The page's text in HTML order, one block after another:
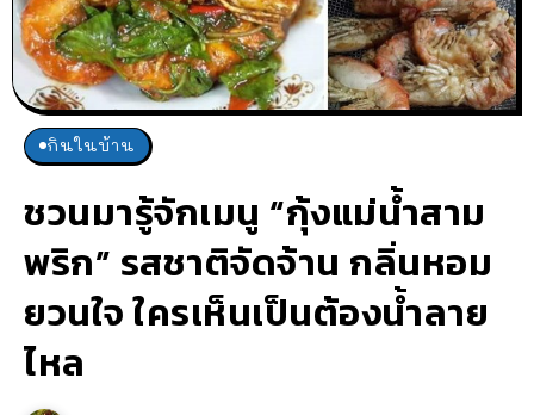
กินในบ้าน
ชวนมารู้จักเมนู “กุ้งแม่น้ำสาม
พริก” รสชาติจัดจ้าน กลิ่นหอม
ยวนใจ ใครเห็นเป็นต้องน้ำลาย
ไหล